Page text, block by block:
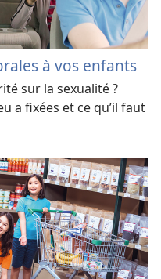
à vos enfants
sur la sexualité ?
a fixées et ce qu’il faut